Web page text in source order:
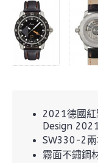
2021德國
Design
SW330-2兩
霧面不鏽鋼